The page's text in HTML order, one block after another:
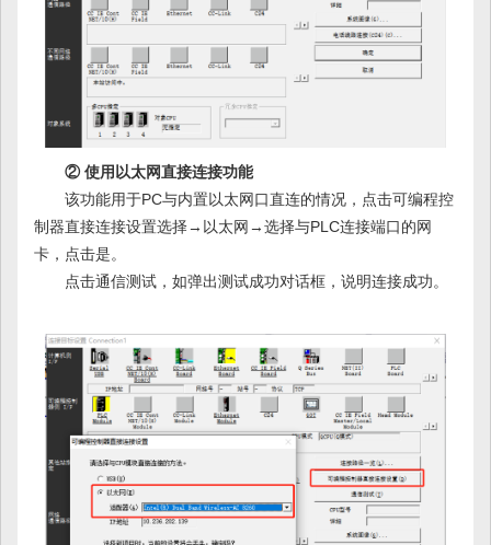
② 使用以太网直接连接功能
该功能用于PC与内置以太网口直连的情况，点击可编程控
制器直接连接设置选择→以太网→选择与PLC连接端口的网
卡，点击是。
点击通信测试，如弹出测试成功对话框，说明连接成功。